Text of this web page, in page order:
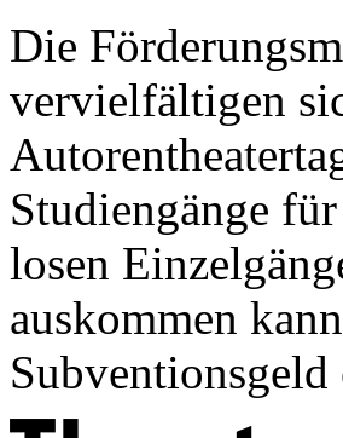
Die
vervielfältigen
Studiengänge
losen
auskommen